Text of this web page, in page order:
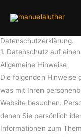
Inhalt
Datenschutzerklärung.
1. Datenschutz auf
Allgemeine Hinweise
Die folgenden Hinweise
was mit Ihren
Website besuchen.
denen Sie persönlich
Informationen zum